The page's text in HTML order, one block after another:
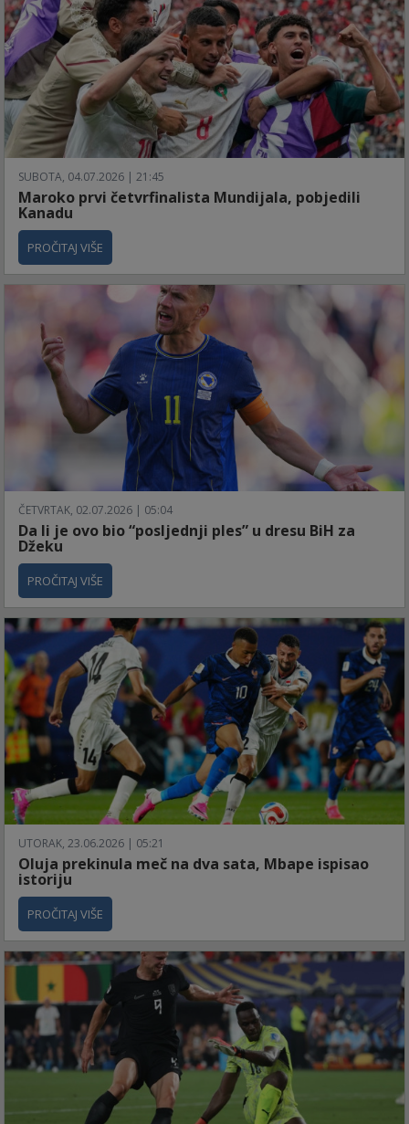
SUBOTA, 04.07.2026 | 21:45
Maroko prvi četvrfinalista Mundijala, pobjedili
Kanadu
PROČITAJ VIŠE
ČETVRTAK, 02.07.2026 | 05:04
Da li je ovo bio “posljednji ples” u dresu BiH za
Džeku
PROČITAJ VIŠE
UTORAK, 23.06.2026 | 05:21
Oluja prekinula meč na dva sata, Mbape ispisao
istoriju
PROČITAJ VIŠE